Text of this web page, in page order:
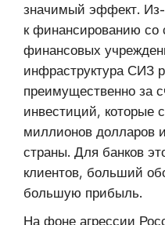
значимый эффект. Из-
к финансированию со
финансовых
инфраструктура СИЗ
преимущественно за
инвестиций, которые
миллионов долларов
страны. Для банков
клиентов, больший
большую прибыль.
На фоне агрессии